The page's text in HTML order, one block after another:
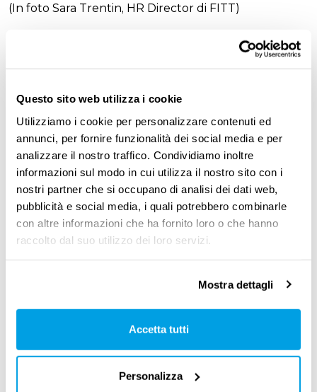
Questo sito web utilizza i cookie
Utilizziamo i cookie per personalizzare contenuti ed
annunci, per fornire funzionalità dei social media e per
analizzare il nostro traffico. Condividiamo inoltre
informazioni sul modo in cui utilizza il nostro sito con i
nostri partner che si occupano di analisi dei dati web,
pubblicità e social media, i quali potrebbero combinarle
con altre informazioni che ha fornito loro o che hanno
raccolto dal suo utilizzo dei loro servizi.
Mostra dettagli
Accetta tutti
Personalizza
(In foto Sara Trentin, HR Director di FITT)
L’importanza dei rapporti
umani e la corretta gestione
delle riunioni
«Lo smart working sperimentato negli ultimi
due anni» continua l’HR Director «è stato un
dovere di protezione più che una scelta per
il work life balance. Ma ci ha permesso di
concentrarci sui valori da tenere ben saldi e
sulle nuove competenze necessarie. La nostra
permette di lavorare da casa per
3 giorni su 5, mapone l’accento sui due che
invece si passano in ufficio, perché quel
tempo è fondamentale.Coltivare le relazioni
umane, trovare del tempo per vedere i propri